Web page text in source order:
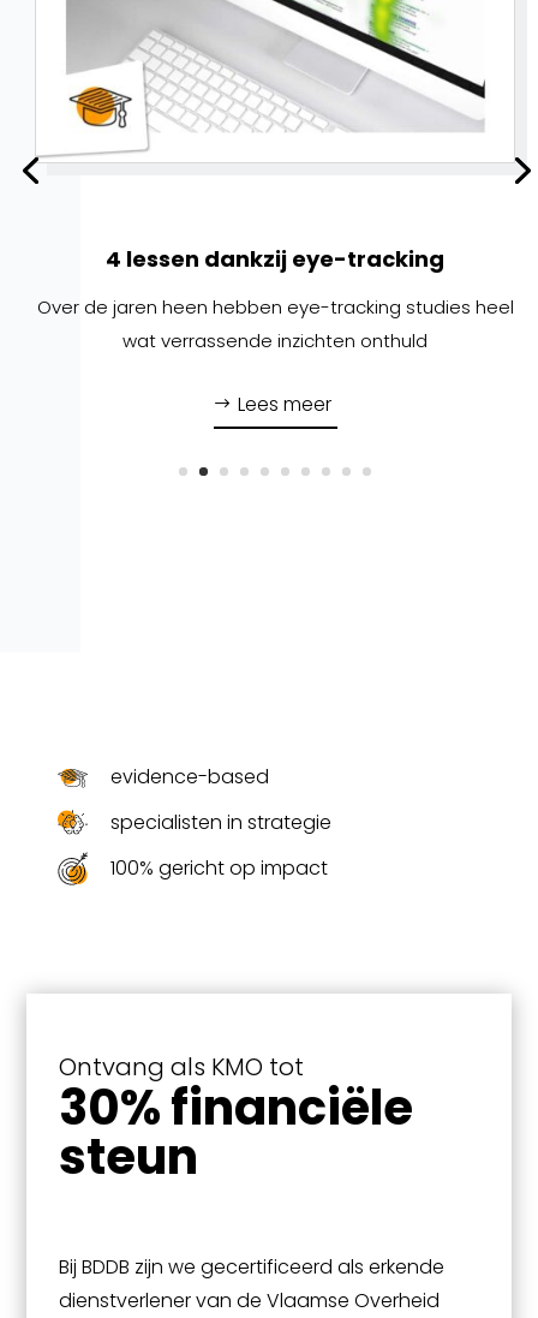
4 lessen dankzij eye-tracking
Over de jaren heen hebben eye-tracking studies heel
wat verrassende inzichten onthuld
Lees meer
evidence-based
specialisten in strategie
100% gericht op impact
Ontvang als KMO tot
30% financiële
steun
Bij BDDB zijn we gecertificeerd als erkende
dienstverlener van de Vlaamse Overheid